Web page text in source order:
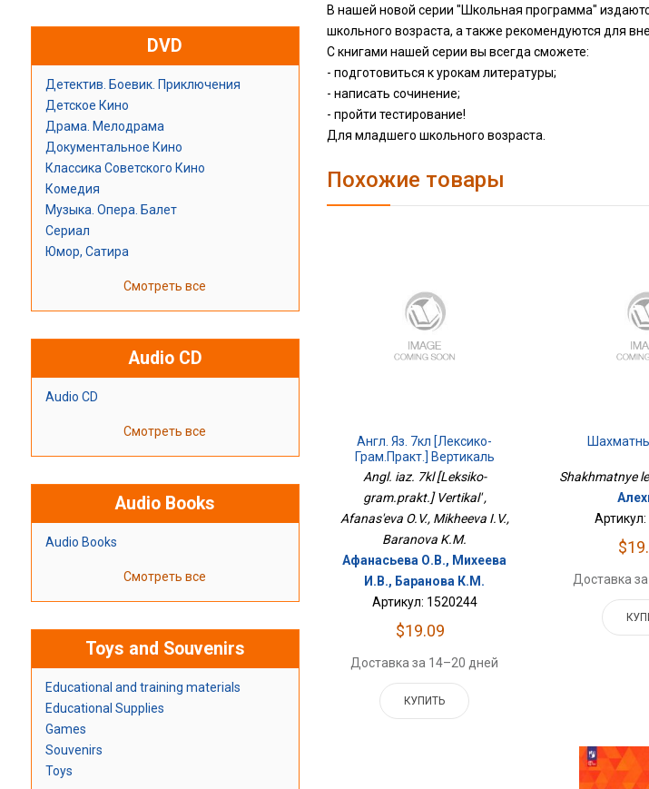
DVD
Детектив. Боевик. Приключения
Детское Кино
Драма. Мелодрама
Документальное Кино
Классика Советского Кино
Комедия
Музыка. Опера. Балет
Сериал
Юмор, Сатира
Смотреть все
Audio CD
Audio CD
Смотреть все
Audio Books
Audio Books
Смотреть все
Toys and Souvenirs
Educational and training materials
Educational Supplies
Games
Souvenirs
Toys
В нашей новой серии "Школьная программа"
школьного возраста, а также рекомендуются для
С книгами нашей серии вы всегда сможете:
- подготовиться к урокам литературы;
- написать сочинение;
- пройти тестирование!
Для младшего школьного возраста.
Похожие товары
Англ. Яз. 7кл [Лексико-
Грам.практ.] Вертикаль
Angl. iaz. 7kl [Leksiko-
gram.prakt.] Vertikal' ,
Afanas'eva O.V., Mikheeva I.V.,
Baranova K.M.
Афанасьева О.В., Михеева
И.В., Баранова К.М.
Артикул: 1520244
$19.09
Доставка за 14–20 дней
КУПИТЬ
Shakhmatnye
Доставка